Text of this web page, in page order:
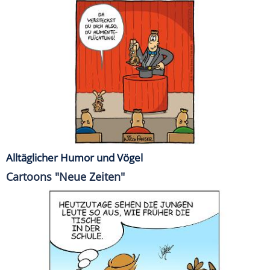
Alltäglicher Humor und Vögel
Cartoons "Neue Zeiten"